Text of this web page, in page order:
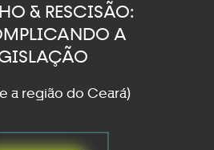
& RESCISÃO:
A
a região do Ceará)